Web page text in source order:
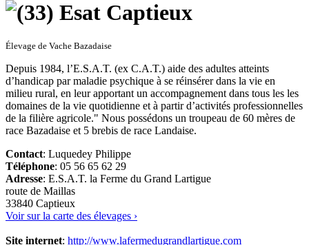
Élevage de Vache Bazadaise
Depuis 1984, l’E.S.A.T. (ex C.A.T.) aide des adultes atteints
d’handicap par maladie psychique à se réinsérer dans la vie en
milieu rural, en leur apportant un accompagnement dans tous les les
domaines de la vie quotidienne et à partir d’activités professionnelles
de la filière agricole." Nous possédons un troupeau de 60 mères de
race Bazadaise et 5 brebis de race Landaise.
Contact: Luquedey Philippe
Téléphone: 05 56 65 62 29
Adresse: E.S.A.T. la Ferme du Grand Lartigue
route de Maillas
33840 Captieux
Voir sur la carte des élevages ›
Site internet: http://www.lafermedugrandlartigue.com